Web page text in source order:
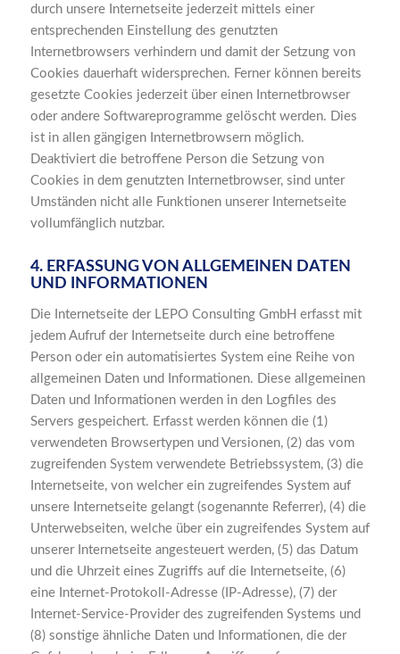
durch unsere Internetseite jederzeit mittels einer
entsprechenden Einstellung des genutzten
Internetbrowsers verhindern und damit der Setzung von
Cookies dauerhaft widersprechen. Ferner können bereits
gesetzte Cookies jederzeit über einen Internetbrowser
oder andere Softwareprogramme gelöscht werden. Dies
ist in allen gängigen Internetbrowsern möglich.
Deaktiviert die betroffene Person die Setzung von
Cookies in dem genutzten Internetbrowser, sind unter
Umständen nicht alle Funktionen unserer Internetseite
vollumfänglich nutzbar.
4. ERFASSUNG VON ALLGEMEINEN DATEN
UND INFORMATIONEN
Die Internetseite der LEPO Consulting GmbH erfasst mit
jedem Aufruf der Internetseite durch eine betroffene
Person oder ein automatisiertes System eine Reihe von
allgemeinen Daten und Informationen. Diese allgemeinen
Daten und Informationen werden in den Logfiles des
Servers gespeichert. Erfasst werden können die (1)
verwendeten Browsertypen und Versionen, (2) das vom
zugreifenden System verwendete Betriebssystem, (3) die
Internetseite, von welcher ein zugreifendes System auf
unsere Internetseite gelangt (sogenannte Referrer), (4) die
Unterwebseiten, welche über ein zugreifendes System auf
unserer Internetseite angesteuert werden, (5) das Datum
und die Uhrzeit eines Zugriffs auf die Internetseite, (6)
eine Internet-Protokoll-Adresse (IP-Adresse), (7) der
Internet-Service-Provider des zugreifenden Systems und
(8) sonstige ähnliche Daten und Informationen, die der